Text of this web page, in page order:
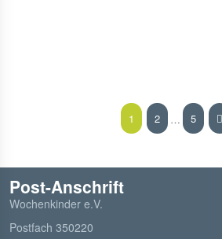
1 2 … 5
Post-Anschrift
Wochenkinder e.V.
Postfach 350220